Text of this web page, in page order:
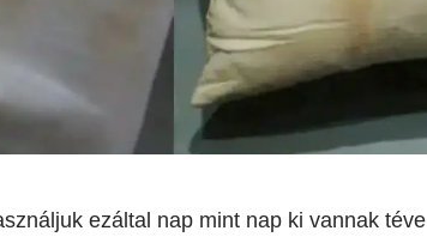
ezáltal nap mint nap ki vannak téve